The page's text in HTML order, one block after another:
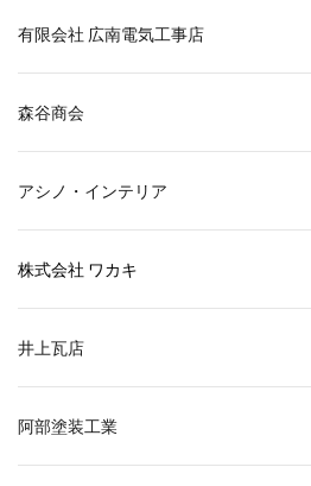
有限会社 広南電気工事店
森谷商会
アシノ・インテリア
株式会社 ワカキ
井上瓦店
阿部塗装工業